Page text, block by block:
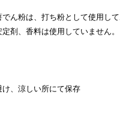
ん粉は、打ち粉として使用して
剤、香料は使用していません。
、涼しい所にて保存